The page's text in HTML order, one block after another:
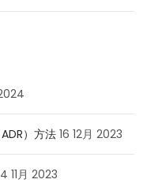
）方法 16 12月 2023
11月 2023